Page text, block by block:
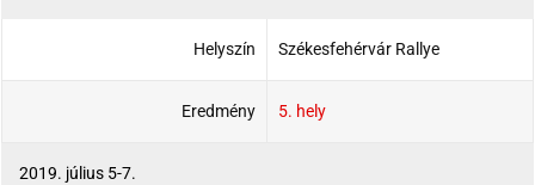
Helyszín Székesfehérvár Rallye
Eredmény 5. hely
2019. július 5-7.